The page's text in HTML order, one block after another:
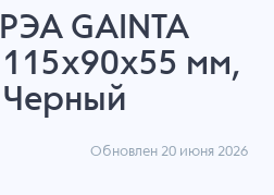
GAINTA
115x90x55 мм,
Обновлен 20 июня 2026